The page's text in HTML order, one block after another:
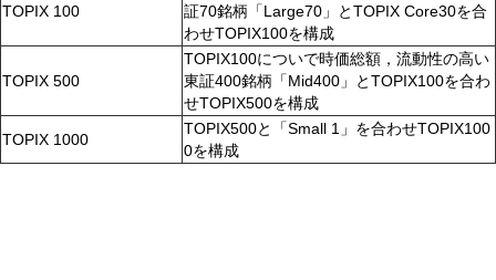
TOPIX 100
証70銘柄「Large70」とTOPIX Core30を合
わせTOPIX100を構成
TOPIX 500
TOPIX100についで時価総額，流動性の高い
東証400銘柄「Mid400」とTOPIX100を合わ
せTOPIX500を構成
TOPIX 1000
TOPIX500と「Small 1」を合わせTOPIX100
0を構成